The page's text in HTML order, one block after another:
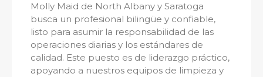
Molly Maid de North Albany y Saratoga
busca un profesional bilingüe y confiable,
listo para asumir la responsabilidad de las
operaciones diarias y los estándares de
calidad. Este puesto es de liderazgo práctico,
apoyando a nuestros equipos de limpieza y